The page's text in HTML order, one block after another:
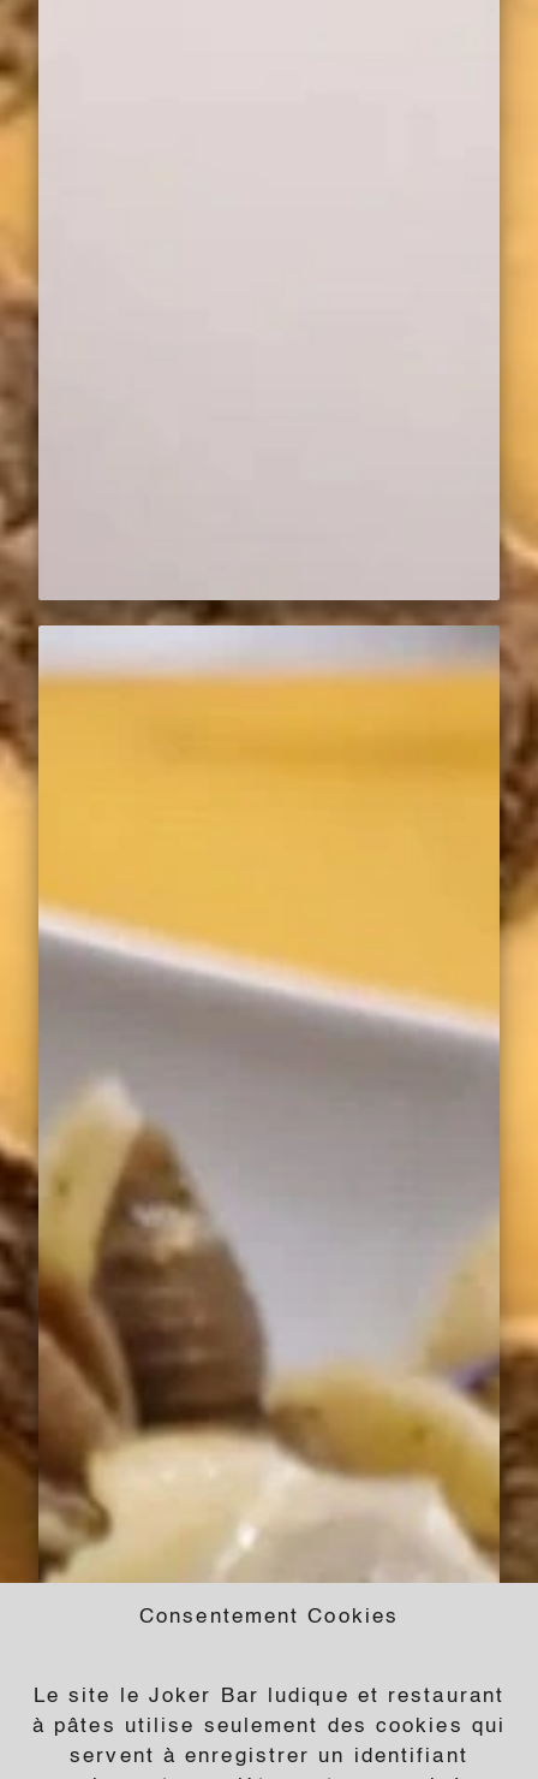
Consentement Cookies
Le site le Joker Bar ludique et restaurant
à pâtes utilise seulement des cookies qui
servent à enregistrer un identifiant